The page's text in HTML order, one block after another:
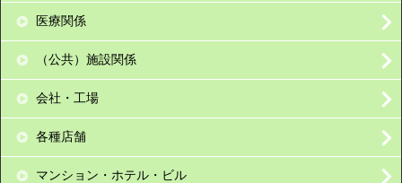
医療関係
（公共）施設関係
会社・工場
各種店舗
マンション・ホテル・ビル